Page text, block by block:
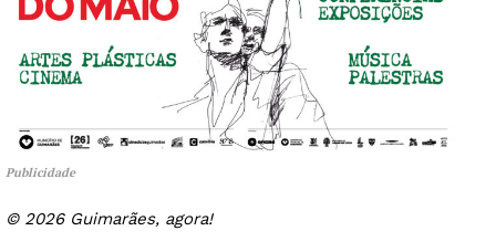
Publicidade
© 2026 Guimarães, agora!